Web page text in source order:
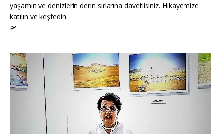
yaşamın ve denizlerin derin sırlarına davetlisiniz. Hikayemize
katılın ve keşfedin.
🛫